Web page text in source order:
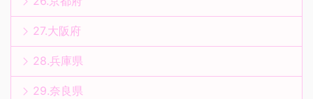
27.大阪府
28.兵庫県
29.奈良県